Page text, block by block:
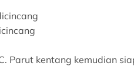
Parut kentang kemudian